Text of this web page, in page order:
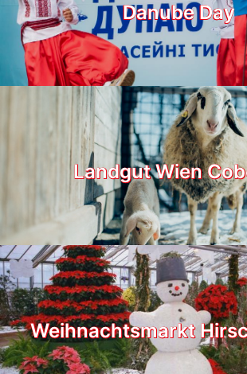
Danube Day
Landgut Wien
Weihnachtsmarkt